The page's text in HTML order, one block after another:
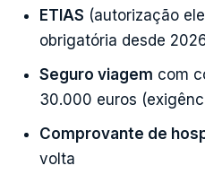
ETIAS (autorização
obrigatória desde
Seguro viagem com
30.000 euros
Comprovante de
volta